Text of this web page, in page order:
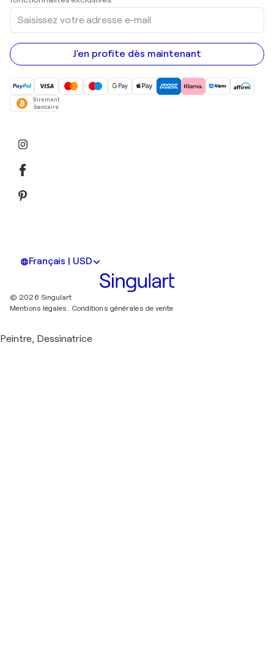
Saisissez
votre
adresse
e-
mail
J'en profite dès maintenant
Virement
bancaire
Français | USD
© 2026 Singulart
Mentions légales. Conditions générales de vente
Peintre, Dessinatrice